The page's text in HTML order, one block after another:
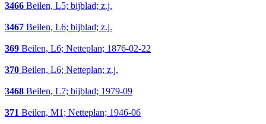
3466 Beilen, L5; bijblad; z.j.
3467 Beilen, L6; bijblad; z.j.
369 Beilen, L6; Netteplan; 1876-02-22
370 Beilen, L6; Netteplan; z.j.
3468 Beilen, L7; bijblad; 1979-09
371 Beilen, M1; Netteplan; 1946-06